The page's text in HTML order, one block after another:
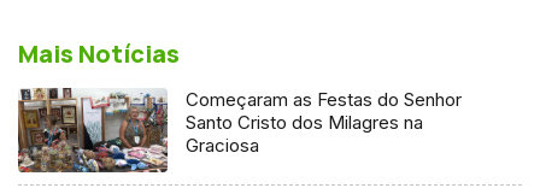
Mais Notícias
Começaram as Festas do Senhor
Santo Cristo dos Milagres na
Graciosa